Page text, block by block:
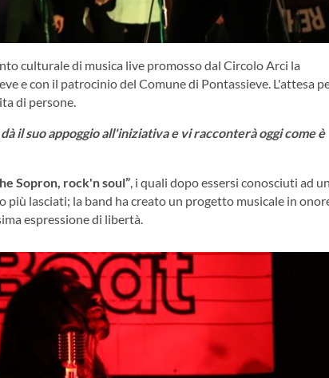
culturale di musica live promosso dal Circolo Arci la
e con il patrocinio del Comune di Pontassieve. L'attesa
di persone.
il suo appoggio all'iniziativa e vi racconterà oggi come è
Sopron, rock'n soul”, i quali dopo essersi conosciuti ad
più lasciati; la band ha creato un progetto musicale in
espressione di libertà.